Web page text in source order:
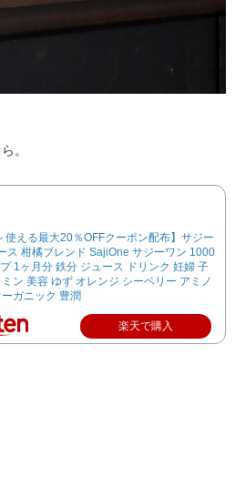
。
使える最大20％OFFクーポン配布】サジー
ス 柑橘ブレンド SajiOne サジーワン 1000
1ヶ月分 鉄分 ジュース ドリンク 妊婦 子
ン 美容 ゆず オレンジ シーベリー アミノ
ガニック 豊潤
楽天で購入